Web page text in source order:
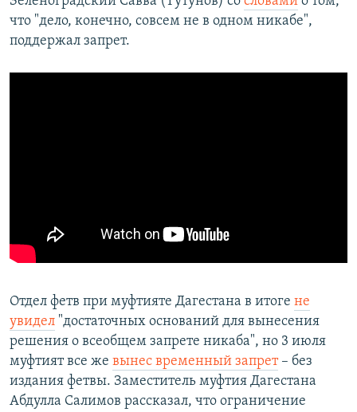
что "дело, конечно, совсем не в одном никабе",
поддержал запрет.
Отдел фетв при муфтияте Дагестана в итоге не
увидел "достаточных оснований для вынесения
решения о всеобщем запрете никаба", но 3 июля
муфтият все же вынес временный запрет– без
издания фетвы. Заместитель муфтия Дагестана
Абдулла Салимов рассказал, что ограничение